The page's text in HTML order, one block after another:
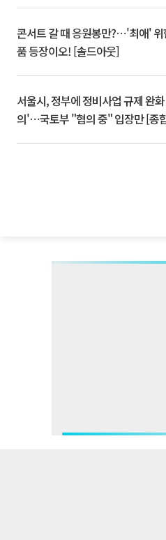
콘서트 갈 때 응원봉만?⋯'최애' 위
품 등장이오! [솔드아웃]
서울시, 정부에 정비사업 규제 완
의'⋯국토부 "협의 중" 입장만 [종